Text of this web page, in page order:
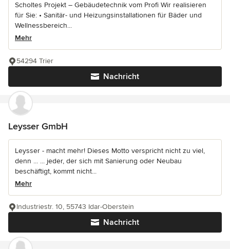
Scholtes Projekt – Gebäudetechnik vom Profi Wir realisieren
für Sie: • Sanitär- und Heizungsinstallationen für Bäder und
Wellnessbereich...
Mehr
Nachricht
54294 Trier
Leysser GmbH
Leysser - macht mehr! Dieses Motto verspricht nicht zu viel,
denn ... ... jeder, der sich mit Sanierung oder Neubau
beschäftigt, kommt nicht...
Mehr
Nachricht
Industriestr. 10, 55743 Idar-Oberstein